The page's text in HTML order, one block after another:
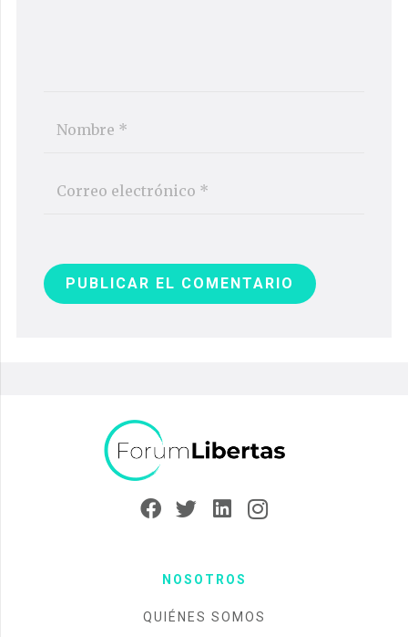
PUBLICAR EL COMENTARIO
NOSOTROS
QUIÉNES SOMOS